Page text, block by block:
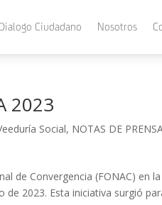
Dialogo Ciudadano Nosotros
2023
Social, NOTAS DE
de Convergencia (FONAC) en la
2023. Esta iniciativa surgió